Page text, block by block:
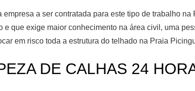
a ser contratada para este tipo de trabalho
e que exige maior conhecimento na área civil, uma
em risco toda a estrutura do telhado na Praia
DE CALHAS 24